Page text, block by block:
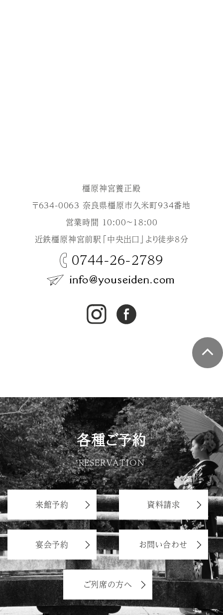
橿原神宮養正殿
〒634-0063 奈良県橿原市久米町934番地
営業時間 10:00～18:00
近鉄橿原神宮前駅「中央出口」より徒歩8分
0744-26-2789
各種ご予約
RESERVATION
来館予約 資料請求
宴会予約 お問い合わせ
ご列席の方へ